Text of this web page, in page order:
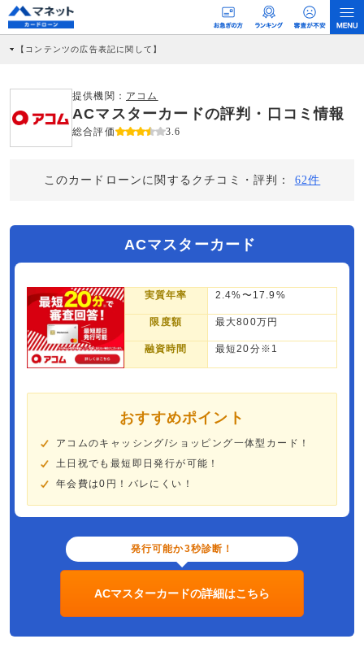
【コンテンツの広告表記に関して】
社に対して企業から紹介報酬が支払われるという収益モデルです。 ただし、特定の
商品を根拠なくPRするものではなく、当編集部の調査／ユーザーへの口コミ収集な
どに基づき、公平性を担保した情報提供を行っています。
>提携企業一覧
提供機関： アコム
ACマスターカードの評判・口コミ情報
総合評価 3.6
このカードローンに関するクチコミ・評判： 62件
ACマスターカード
実質年率 2.4%〜17.9%
限度額 最大800万円
融資時間 最短20分※1
おすすめポイント
アコムのキャッシング/ショッピング一体型カード！
土日祝でも最短即日発行が可能！
年会費は0円！バレにくい！
発行可能か3秒診断！
ACマスターカードの詳細はこちら